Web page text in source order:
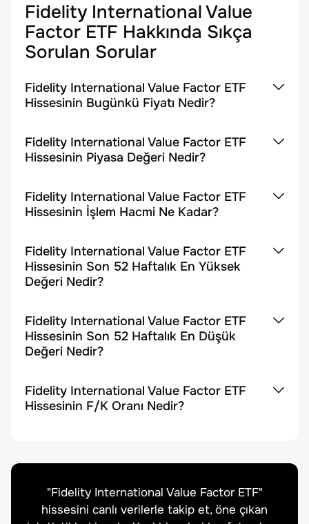
Fidelity International Value
Factor ETF Hakkında Sıkça
Sorulan Sorular
Fidelity International Value Factor ETF
Hissesinin Bugünkü Fiyatı Nedir?
Fidelity International Value Factor ETF
Hissesinin Piyasa Değeri Nedir?
Fidelity International Value Factor ETF
Hissesinin İşlem Hacmi Ne Kadar?
Fidelity International Value Factor ETF
Hissesinin Son 52 Haftalık En Yüksek
Değeri Nedir?
Fidelity International Value Factor ETF
Hissesinin Son 52 Haftalık En Düşük
Değeri Nedir?
Fidelity International Value Factor ETF
Hissesinin F/K Oranı Nedir?
"Fidelity International Value Factor ETF"
hissesini canlı verilerle takip et, öne çıkan